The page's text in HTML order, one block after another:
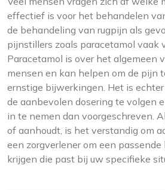
effectief is voor het behandelen
de behandeling van rugpijn als
pijnstillers zoals paracetamol vaak
Paracetamol is over het algemeen
mensen en kan helpen om de pijn
ernstige bijwerkingen. Het is
de aanbevolen dosering te volgen
in te nemen dan voorgeschreven.
of aanhoudt, is het verstandig om
een zorgverlener om een
krijgen die past bij uw specifieke